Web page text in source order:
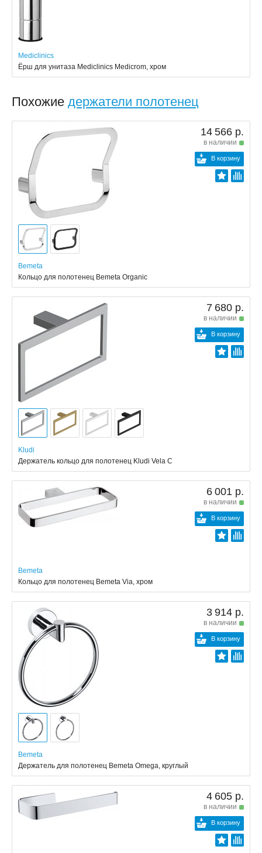
Mediclinics
Ёрш для унитаза Mediclinics Medicrom, хром
Похожие держатели полотенец
14 566 р.
в наличии
В корзину
Bemeta
Кольцо для полотенец Bemeta Organic
7 680 р.
в наличии
В корзину
Kludi
Держатель кольцо для полотенец Kludi Vela C
6 001 р.
в наличии
В корзину
Bemeta
Кольцо для полотенец Bemeta Via, хром
3 914 р.
в наличии
В корзину
Bemeta
Держатель для полотенец Bemeta Omega, круглый
4 605 р.
в наличии
В корзину